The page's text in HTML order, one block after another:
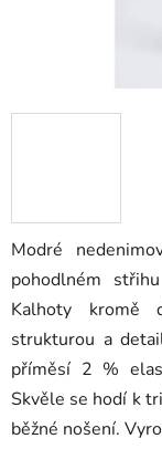
Modré
pohodlném
Kalhoty kromě
strukturou a
příměsí 2 %
Skvěle se hodí k
běžné nošení.